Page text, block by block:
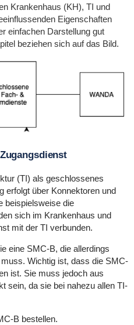
Krankenhaus (KH), TI und
Eigenschaften
einfachen Darstellung gut
beziehen sich auf das Bild.
(TI) als geschlossenes
erfolgt über Konnektoren und
beispielsweise die
sich im Krankenhaus und
mit der TI verbunden.
eine SMC-B, die allerdings
Wichtig ist, dass die SMC-
ist. Sie muss jedoch aus
sein, da sie bei nahezu allen TI-
B bestellen.